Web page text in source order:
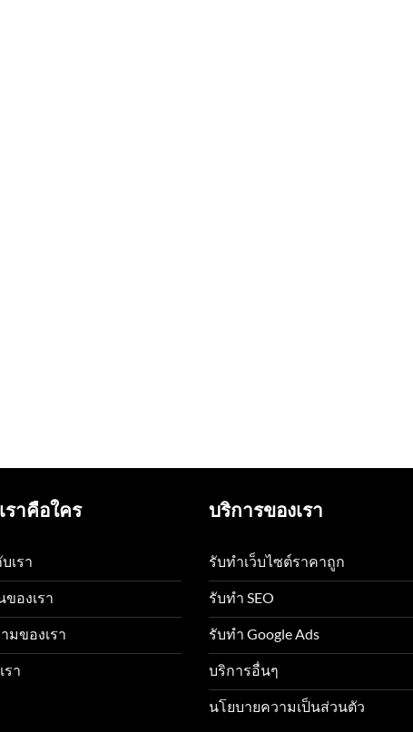
ราคือใคร
เรา
ของเรา
มของเรา
รา
บริการของเรา
รับทำเว็บไซต์ราคาถูก
รับทำ SEO
รับทำ Google Ads
บริการอื่นๆ
นโยบายความเป็นส่วนตัว